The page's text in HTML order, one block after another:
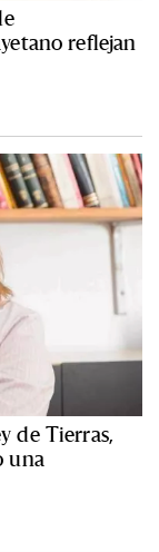
reflejan
de Tierras,
una